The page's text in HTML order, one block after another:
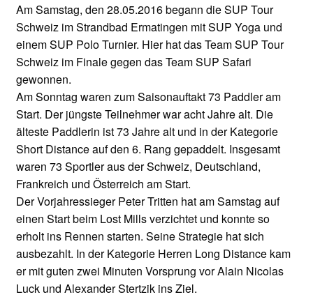
Am Samstag, den 28.05.2016 begann die SUP Tour
Schweiz im Strandbad Ermatingen mit SUP Yoga und
einem SUP Polo Turnier. Hier hat das Team SUP Tour
Schweiz im Finale gegen das Team SUP Safari
gewonnen.
Am Sonntag waren zum Saisonauftakt 73 Paddler am
Start. Der jüngste Teilnehmer war acht Jahre alt. Die
älteste Paddlerin ist 73 Jahre alt und in der Kategorie
Short Distance auf den 6. Rang gepaddelt. Insgesamt
waren 73 Sportler aus der Schweiz, Deutschland,
Frankreich und Österreich am Start.
Der Vorjahressieger Peter Tritten hat am Samstag auf
einen Start beim Lost Mills verzichtet und konnte so
erholt ins Rennen starten. Seine Strategie hat sich
ausbezahlt. In der Kategorie Herren Long Distance kam
er mit guten zwei Minuten Vorsprung vor Alain Nicolas
Luck und Alexander Stertzik ins Ziel.